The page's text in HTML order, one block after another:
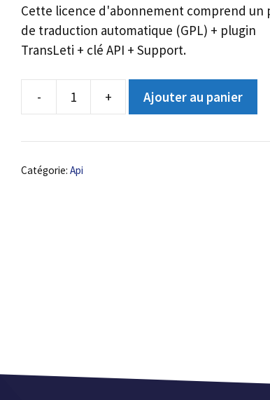
Cette licence d'abonnement comprend un
de traduction automatique (GPL) + plugin
TransLeti + clé API + Support.
-
unlimited
translations
+ Ajouter au panier
Catégorie:Api